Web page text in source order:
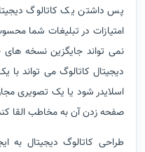
پس داشتن یک کاتالوگ
امتیازات در تبلیغات شما
نمی تواند جایگزین نسخه
دیجیتال کاتالوگ می تواند
اسلایدر شود یا یک تصویری
صفحه زدن آن به مخاطب القا
طراحی کاتالوگ دیجیتال به